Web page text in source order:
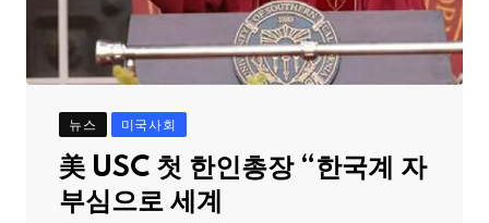
뉴스 미국사회
美 USC 첫 한인총장 “한국계 자
부심으로 세계